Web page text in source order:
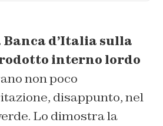
d’Italia sulla
interno lordo
non poco
disappunto, nel
Lo dimostra la